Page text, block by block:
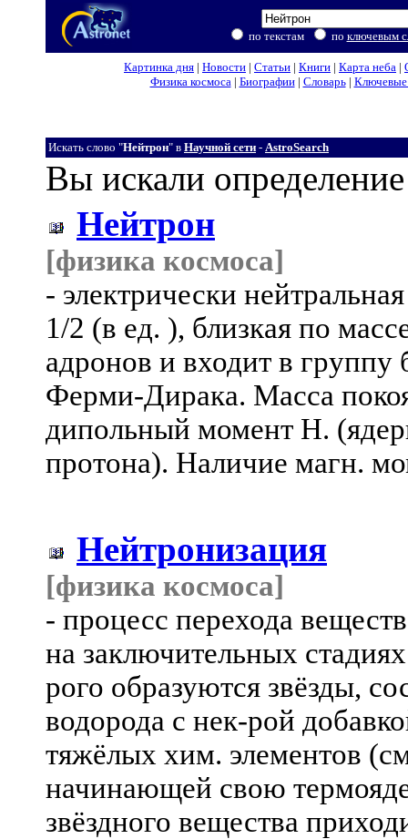
по текстам по ключевым
Картинка дня | Новости | Статьи | Книги | Карта неба |
Физика космоса| Биографии| Словарь| Ключевые
Искать слово "Нейтрон" в Научной сети - AstroSearch
Вы искали
Нейтрон
[физика космоса]
- электрически
1/2 (в ед. ), близкая по
адронов и входит в группу
Ферми-Дирака. Масса
дипольный момент Н.
протона). Наличие магн.
Нейтронизация
[физика космоса]
- процесс перехода
на заключительных
рого образуются звёзды,
водорода с нек-рой
тяжёлых хим. элементов
начинающей свою
звёздного вещества